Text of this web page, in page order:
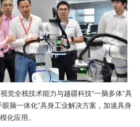
全栈技术能力与越疆科技“一脑多体”具
脑一体化”具身工业解决方案，加速具身
化应用。